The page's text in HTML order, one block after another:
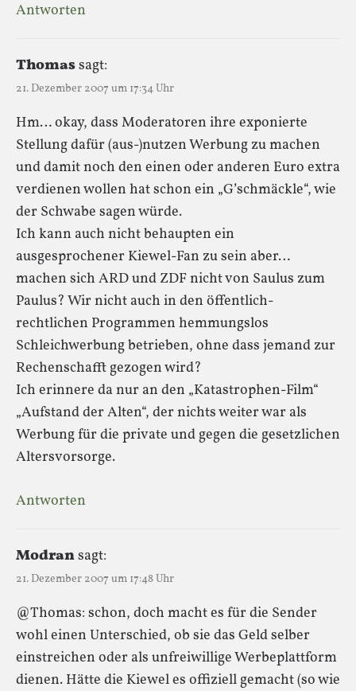
Antworten
Thomassagt:
21. Dezember 2007 um 17:34 Uhr
Hm… okay, dass Moderatoren ihre exponierte
Stellung dafür (aus-)nutzen Werbung zu machen
und damit noch den einen oder anderen Euro extra
verdienen wollen hat schon ein „G’schmäckle“, wie
der Schwabe sagen würde.
Ich kann auch nicht behaupten ein
ausgesprochener Kiewel-Fan zu sein aber…
machen sich ARD und ZDF nicht von Saulus zum
Paulus? Wir nicht auch in den öffentlich-
rechtlichen Programmen hemmungslos
Schleichwerbung betrieben, ohne dass jemand zur
Rechenschafft gezogen wird?
Ich erinnere da nur an den „Katastrophen-Film“
„Aufstand der Alten“, der nichts weiter war als
Werbung für die private und gegen die gesetzlichen
Altersvorsorge.
Antworten
Modransagt:
21. Dezember 2007 um 17:48 Uhr
@Thomas: schon, doch macht es für die Sender
wohl einen Unterschied, ob sie das Geld selber
einstreichen oder als unfreiwillige Werbeplattform
dienen. Hätte die Kiewel es offiziell gemacht (so wie